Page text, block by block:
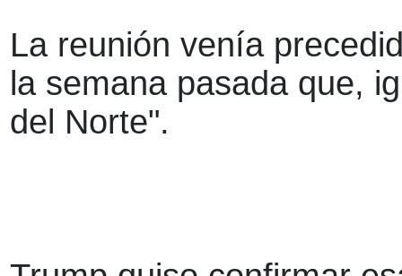
La reunión venía
la semana pasada que,
del Norte".